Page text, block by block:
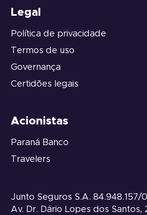
Legal
Política de privacidade
Termos de uso
Governança
Certidões legais
Acionistas
Paraná Banco
Travelers
Junto Seguros S.A. 84.948.157/
Av. Dr. Dário Lopes dos Santos,